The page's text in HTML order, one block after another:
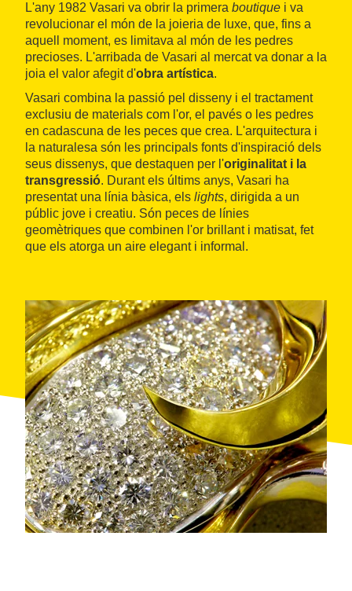
L'any 1982 Vasari va obrir la primera boutique i va
revolucionar el món de la joieria de luxe, que, fins a
aquell moment, es limitava al món de les pedres
precioses. L'arribada de Vasari al mercat va donar a la
joia el valor afegit d'obra artística.
Vasari combina la passió pel disseny i el tractament
exclusiu de materials com l'or, el pavés o les pedres
en cadascuna de les peces que crea. L'arquitectura i
la naturalesa són les principals fonts d'inspiració dels
seus dissenys, que destaquen per l'originalitat i la
transgressió. Durant els últims anys, Vasari ha
presentat una línia bàsica, els lights, dirigida a un
públic jove i creatiu. Són peces de línies
geomètriques que combinen l'or brillant i matisat, fet
que els atorga un aire elegant i informal.